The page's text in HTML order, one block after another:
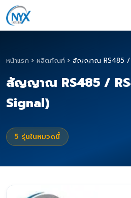
หน้าแรก › ผลิตภัณฑ์ › สัญญาณ RS485 /
สัญญาณ RS485 /
Signal)
5 รุ่นในหมวดนี้